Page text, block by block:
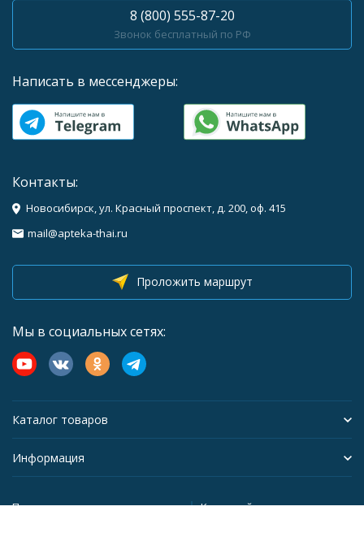
8 (800) 555-87-20
Звонок бесплатный по РФ
Написать в мессенджеры:
Контакты:
Новосибирск, ул. Красный проспект, д. 200, оф. 415
mail@apteka-thai.ru
Проложить маршрут
Мы в социальных сетях:
Каталог товаров
Информация
Политика персональных данных Карта сайта